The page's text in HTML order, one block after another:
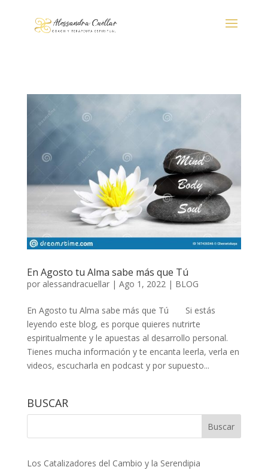
En Agosto tu Alma sabe más que Tú
por alessandracuellar| Ago 1, 2022| BLOG
En Agosto tu Alma sabe más que Tú Si estás
leyendo este blog, es porque quieres nutrirte
espiritualmente y le apuestas al desarrollo personal.
Tienes mucha información y te encanta leerla, verla en
videos, escucharla en podcast y por supuesto...
BUSCAR
Los Catalizadores del Cambio y la Serendipia